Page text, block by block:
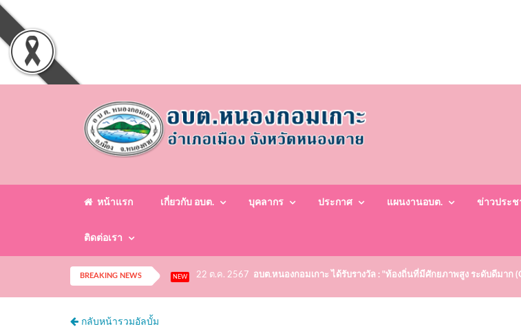
หน้าแรก เกี่ยวกับ อบต. บุคลากร ประกาศ แผนงานอบต. ข่าวประ
ติดต่อเรา
BREAKING NEWS NEW 22 ต.ค. 2567 อบต.หนองกอมเกาะ ได้รับรางวัล : "ท้องถิ่นที่มีศักยภาพสูง ระดับดีมาก
กลับหน้ารวมอัลบั้ม